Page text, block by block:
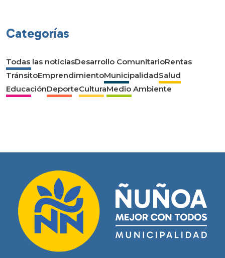
Categorías
Todas las noticiasDesarrollo ComunitarioRentas
TránsitoEmprendimientoMunicipalidadSalud
EducaciónDeporteCulturaMedio Ambiente